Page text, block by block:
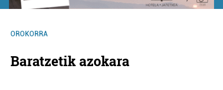
OROKORRA
Baratzetik azokara